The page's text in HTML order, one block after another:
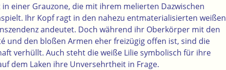
einer Grauzone, die mit ihrem melierten Dazwischen
Ihr Kopf ragt in den nahezu entmaterialisierten weißen
andeutet. Doch während ihr Oberkörper mit den
und den bloßen Armen eher freizügig offen ist, sind die
verhüllt. Auch steht die weiße Lilie symbolisch für ihre
dem Laken ihre Unversehrtheit in Frage.